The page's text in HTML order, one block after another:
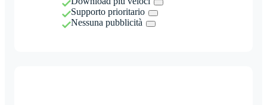
Supporto prioritario
Nessuna pubblicità